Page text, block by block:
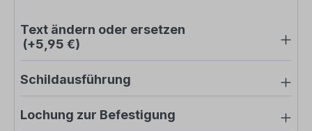
Text ändern oder ersetzen
(+5,95 €)
Schildausführung
Lochung zur Befestigung